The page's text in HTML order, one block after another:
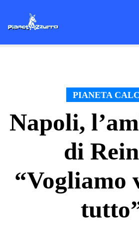
PIANETA
Napoli,
di
“Vogliamo